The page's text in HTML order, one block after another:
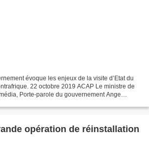
évoque les enjeux de la visite d’Etat du
22 octobre 2019 ACAP Le ministre de
Porte-parole du gouvernement Ange
opération de réinstallation